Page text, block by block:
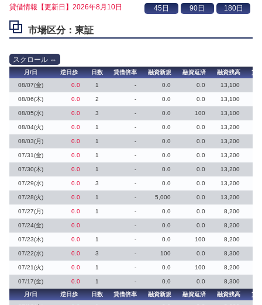
貸借情報【更新日】2026年8月10日
市場区分：東証
月/日 逆日歩 日数 貸借倍率 融資新規 融資返済 融資残高
貸
08/07(金)
0.0 1 - 0.0 0.0 13,100
08/06(木) 0.0 2 - 0.0 0.0 13,100
08/05(水) 0.0 3 - 0.0 100 13,100
08/04(火) 0.0 1 - 0.0 0.0 13,200
08/03(月) 0.0 1 - 0.0 0.0 13,200
07/31(金) 0.0 1 - 0.0 0.0 13,200
07/30(木) 0.0 1 - 0.0 0.0 13,200
07/29(水) 0.0 3 - 0.0 0.0 13,200
07/28(火) 0.0 1 - 5,000 0.0 13,200
07/27(月) 0.0 1 - 0.0 0.0 8,200
07/24(金) 0.0 - 0.0 0.0 8,200
07/23(木) 0.0 1 - 0.0 100 8,200
07/22(水) 0.0 3 - 100 0.0 8,300
07/21(火) 0.0 1 - 0.0 100 8,200
07/17(金) 0.0 1 - 0.0 0.0
8,300
月/日
逆日歩 日数 貸借倍率 融資新規 融資返済 融資残高
貸